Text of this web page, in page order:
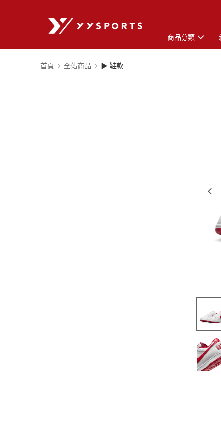
商品分類
首頁 全站商品 ▶ 鞋款